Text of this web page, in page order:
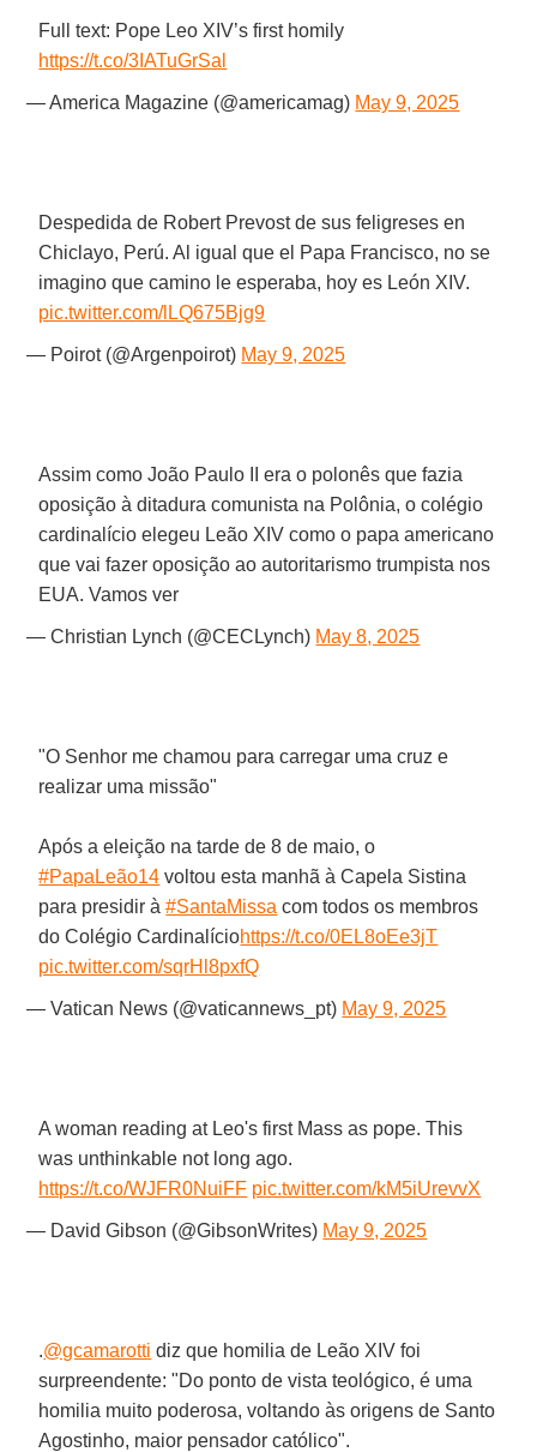
Full text: Pope Leo XIV’s first homily
https://t.co/3IATuGrSal
— America Magazine (@americamag) May 9, 2025
Despedida de Robert Prevost de sus feligreses en
Chiclayo, Perú. Al igual que el Papa Francisco, no se
imagino que camino le esperaba, hoy es León XIV.
pic.twitter.com/lLQ675Bjg9
— Poirot (@Argenpoirot) May 9, 2025
Assim como João Paulo II era o polonês que fazia
oposição à ditadura comunista na Polônia, o colégio
cardinalício elegeu Leão XIV como o papa americano
que vai fazer oposição ao autoritarismo trumpista nos
EUA. Vamos ver
— Christian Lynch (@CECLynch) May 8, 2025
"O Senhor me chamou para carregar uma cruz e
realizar uma missão"
Após a eleição na tarde de 8 de maio, o
#PapaLeão14 voltou esta manhã à Capela Sistina
para presidir à#SantaMissa com todos os membros
do Colégio Cardinalíciohttps://t.co/0EL8oEe3jT
pic.twitter.com/sqrHl8pxfQ
— Vatican News (@vaticannews_pt) May 9, 2025
A woman reading at Leo's first Mass as pope. This
was unthinkable not long ago.
https://t.co/WJFR0NuiFF pic.twitter.com/kM5iUrevvX
— David Gibson (@GibsonWrites) May 9, 2025
.@gcamarotti diz que homilia de Leão XIV foi
surpreendente: "Do ponto de vista teológico, é uma
homilia muito poderosa, voltando às origens de Santo
Agostinho, maior pensador católico".